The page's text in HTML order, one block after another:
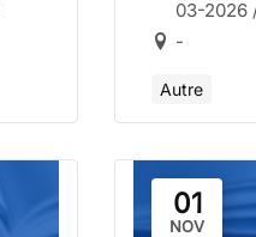
03-2026
-
Autre
01
NOV